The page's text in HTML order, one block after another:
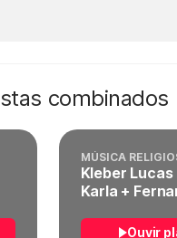
combinados
MÚSICA
Kleber Lucas
Karla +
Ouvir